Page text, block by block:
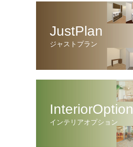
JustPlan
ジャストプラン
InteriorOption
インテリアオプション